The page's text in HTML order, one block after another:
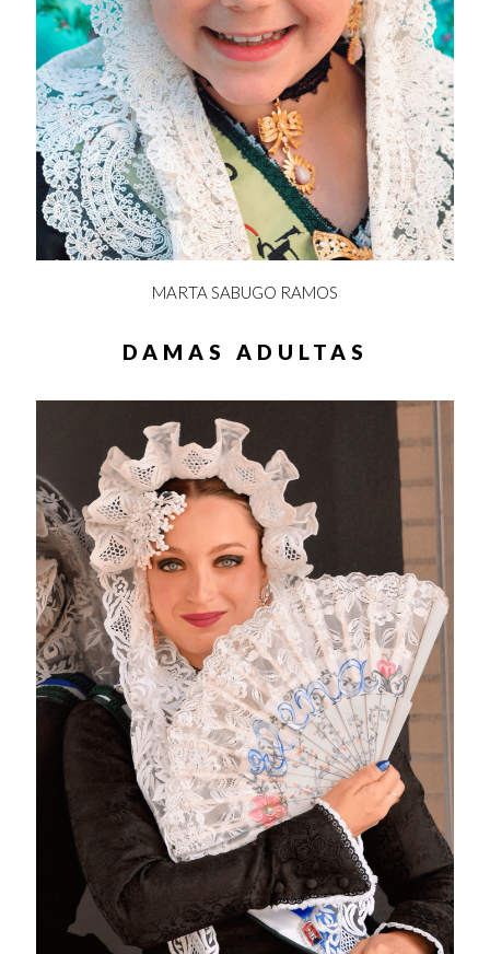
MARTA SABUGO RAMOS
DAMAS ADULTAS